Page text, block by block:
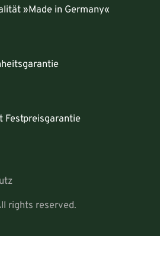
»Made in Germany«
Festpreisgarantie
rights reserved.